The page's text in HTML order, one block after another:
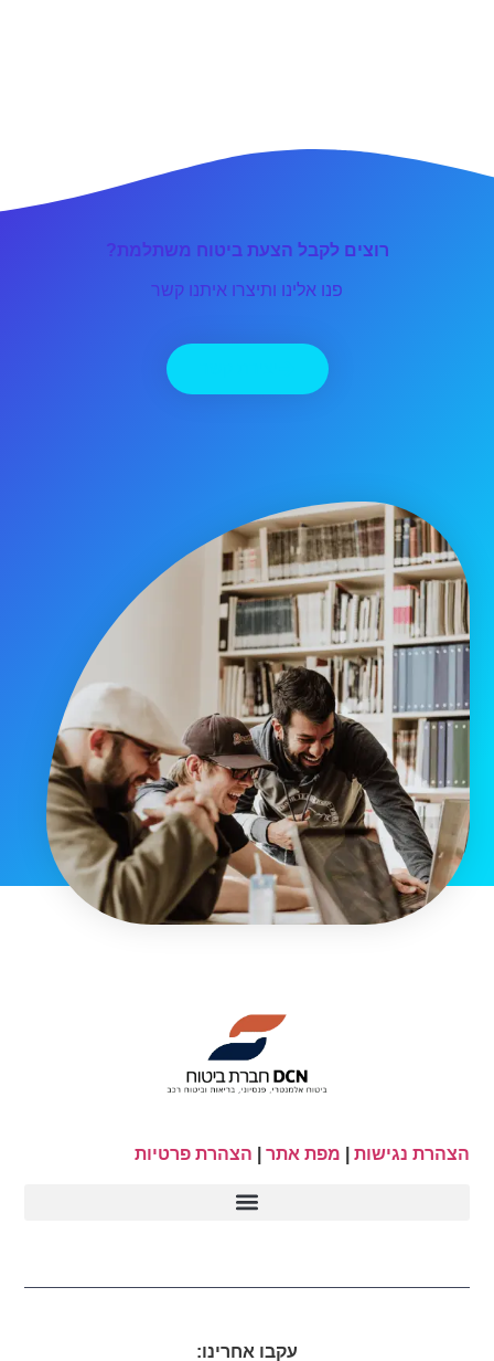
רוצים לקבל הצעת ביטוח משתלמת?
פנו אלינו ותיצרו איתנו קשר
הצהרת נגישות מפת אתר הצהרת פרטיות
עקבו אחרינו: